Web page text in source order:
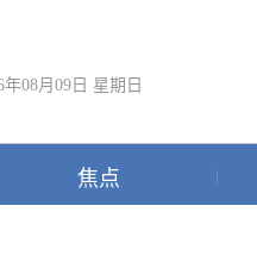
年08月09日 星期日
焦点